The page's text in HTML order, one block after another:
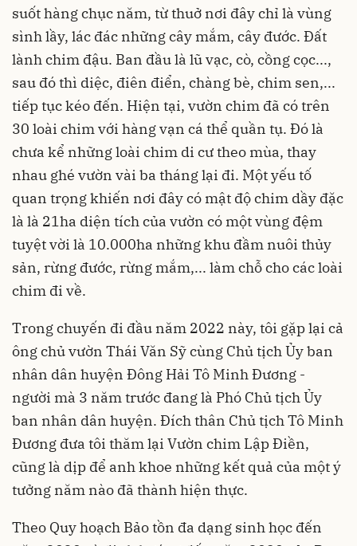
suốt hàng chục năm, từ thuở nơi đây chỉ là vùng
sình lầy, lác đác những cây mắm, cây đước. Đất
lành chim đậu. Ban đầu là lũ vạc, cò, cồng cọc...,
sau đó thì diệc, điên điển, chàng bè, chim sen,...
tiếp tục kéo đến. Hiện tại, vườn chim đã có trên
30 loài chim với hàng vạn cá thể quần tụ. Đó là
chưa kể những loài chim di cư theo mùa, thay
nhau ghé vườn vài ba tháng lại đi. Một yếu tố
quan trọng khiến nơi đây có mật độ chim dầy đặc
là là 21ha diện tích của vườn có một vùng đệm
tuyệt vời là 10.000ha những khu đầm nuôi thủy
sản, rừng đước, rừng mắm,... làm chỗ cho các loài
chim đi về.
Trong chuyến đi đầu năm 2022 này, tôi gặp lại cả
ông chủ vườn Thái Văn Sỹ cùng Chủ tịch Ủy ban
nhân dân huyện Đông Hải Tô Minh Đương -
người mà 3 năm trước đang là Phó Chủ tịch Ủy
ban nhân dân huyện. Đích thân Chủ tịch Tô Minh
Đương đưa tôi thăm lại Vườn chim Lập Điền,
cũng là dịp để anh khoe những kết quả của một ý
tưởng năm nào đã thành hiện thực.
Theo Quy hoạch Bảo tồn đa dạng sinh học đến